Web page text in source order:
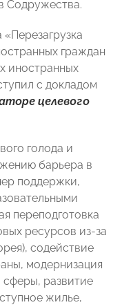
Содружества.
граждан
иностранных
с докладом
целевого
голода и
барьера в
поддержки,
переподготовка
ресурсов из-за
содействие
модернизация
сферы, развитие
жилье,